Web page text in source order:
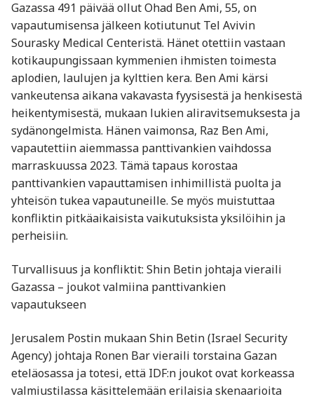
Gazassa 491 päivää ollut Ohad Ben Ami, 55, on
vapautumisensa jälkeen kotiutunut Tel Avivin
Sourasky Medical Centeristä. Hänet otettiin vastaan
kotikaupungissaan kymmenien ihmisten toimesta
aplodien, laulujen ja kylttien kera. Ben Ami kärsi
vankeutensa aikana vakavasta fyysisestä ja henkisestä
heikentymisestä, mukaan lukien aliravitsemuksesta ja
sydänongelmista. Hänen vaimonsa, Raz Ben Ami,
vapautettiin aiemmassa panttivankien vaihdossa
marraskuussa 2023. Tämä tapaus korostaa
panttivankien vapauttamisen inhimillistä puolta ja
yhteisön tukea vapautuneille. Se myös muistuttaa
konfliktin pitkäaikaisista vaikutuksista yksilöihin ja
perheisiin.
Turvallisuus ja konfliktit: Shin Betin johtaja vieraili
Gazassa – joukot valmiina panttivankien
vapautukseen
Jerusalem Postin mukaan Shin Betin (Israel Security
Agency) johtaja Ronen Bar vieraili torstaina Gazan
eteläosassa ja totesi, että IDF:n joukot ovat korkeassa
valmiustilassa käsittelemään erilaisia skenaarioita